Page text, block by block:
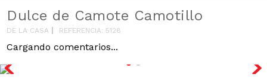
Dulce de Camote Camotillo
DE LA CASA REFERENCIA: 5128
Cargando comentarios...
AZUCAR